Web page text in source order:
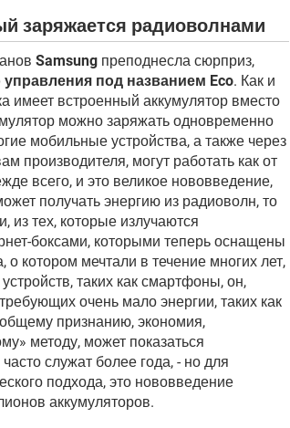
заряжается радиоволнами
Samsung преподнесла сюрприз,
под названием Eco. Как и
имеет встроенный аккумулятор вместо
можно заряжать одновременно
мобильные устройства, а также через
производителя, могут работать как от
всего, и это великое нововведение,
получать энергию из радиоволн, то
из тех, которые излучаются
боксами, которыми теперь оснащены
котором мечтали в течение многих лет,
таких как смартфоны, он,
очень мало энергии, таких как
признанию, экономия,
методу, может показаться
служат более года, - но для
подхода, это нововведение
аккумуляторов.